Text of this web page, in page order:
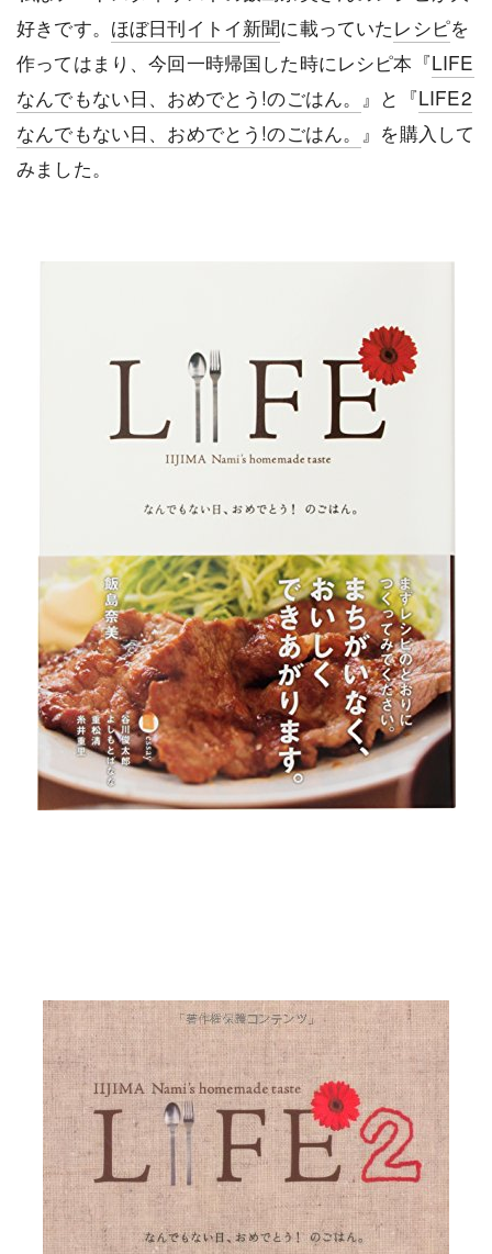
好きです。 ほぼ日刊イトイ新聞に載っていたレシピを
作ってはまり、今回一時帰国した時にレシピ本『LIFE
なんでもない日、おめでとう!のごはん。
』と『LIFE2
なんでもない日、おめでとう!のごはん。
』を購入して
みました。